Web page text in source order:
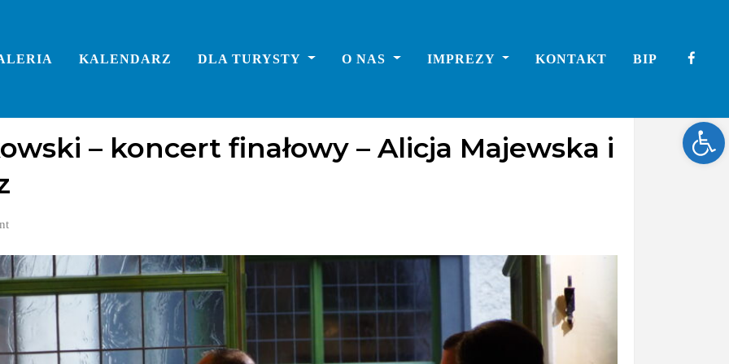
KALENDARZ DLA TURYSTY O NAS IMPREZY KONTAKT BIP
– koncert finałowy – Alicja Majewska i